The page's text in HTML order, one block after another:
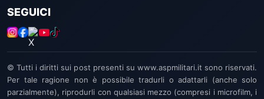
SEGUICI
© Tutti i diritti sui post presenti su www.aspmilitari.it sono riservati.
Per tale ragione non è possibile tradurli o adattarli (anche solo
parzialmente), riprodurli con qualsiasi mezzo (compresi i microfilm, i